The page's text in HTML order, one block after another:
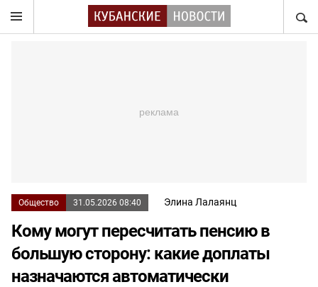
Общество 31.05.2026 08:40 Элина Лалаянц
Кому могут пересчитать пенсию в
большую сторону: какие доплаты
назначаются автоматически